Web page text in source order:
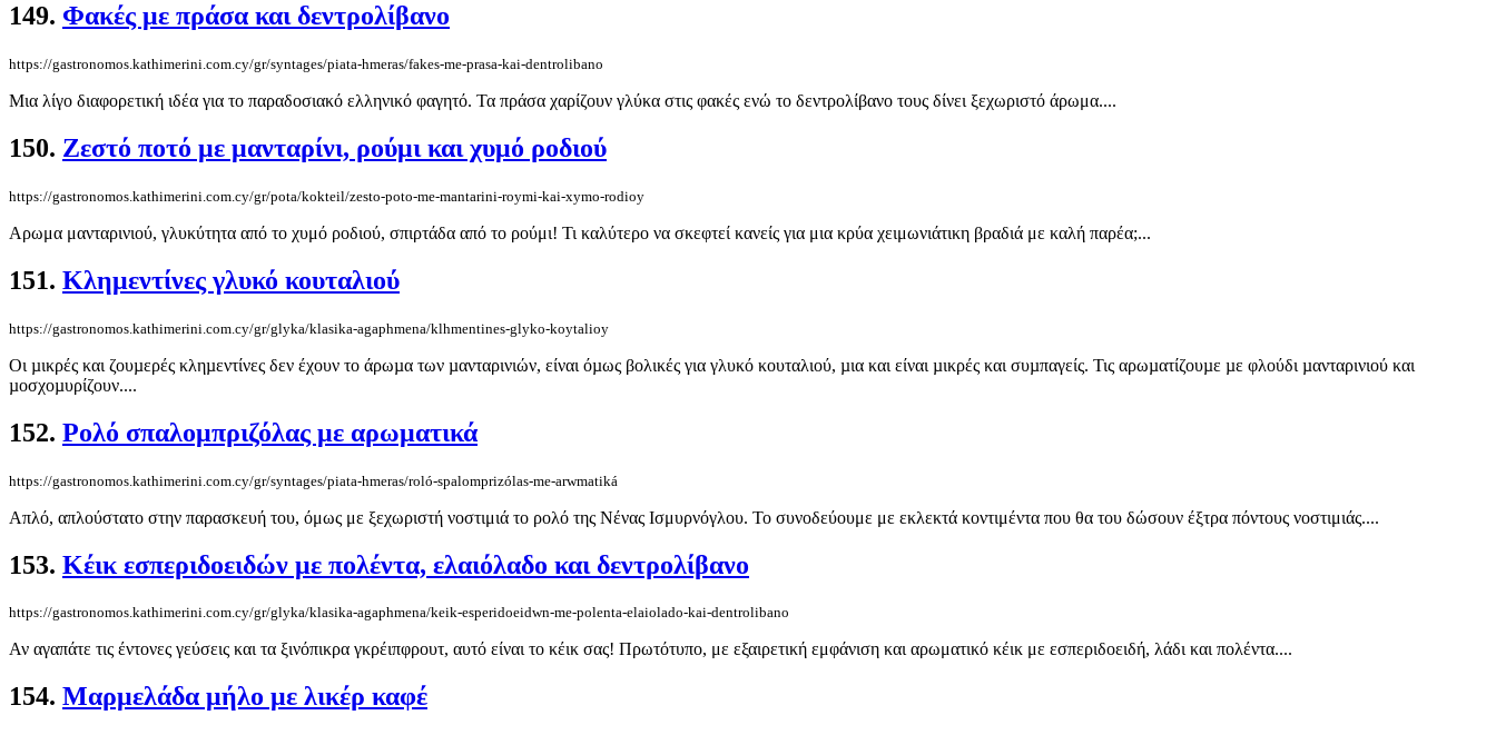
149. Φακές με πράσα και δεντρολίβανο
https://gastronomos.kathimerini.com.cy/gr/syntages/piata-hmeras/fakes-me-prasa-kai-dentrolibano
Μια λίγο διαφορετική ιδέα για το παραδοσιακό ελληνικό φαγητό. Τα πράσα χαρίζουν γλύκα στις φακές ενώ το δεντρολίβανο τους δίνει ξεχωριστό άρωμα....
150. Ζεστό ποτό με μανταρίνι, ρούμι και χυμό ροδιού
https://gastronomos.kathimerini.com.cy/gr/pota/kokteil/zesto-poto-me-mantarini-roymi-kai-xymo-rodioy
Αρωμα μανταρινιού, γλυκύτητα από το χυμό ροδιού, σπιρτάδα από το ρούμι! Τι καλύτερο να σκεφτεί κανείς για μια κρύα χειμωνιάτικη βραδιά με καλή παρέα;...
151. Κλημεντίνες γλυκό κουταλιού
https://gastronomos.kathimerini.com.cy/gr/glyka/klasika-agaphmena/klhmentines-glyko-koytalioy
Οι µικρές και ζουµερές κληµεντίνες δεν έχουν το άρωµα των µανταρινιών, είναι όµως βολικές για γλυκό κουταλιού, µια και είναι µικρές και συµπαγείς. Τις αρωµατίζουµε µε φλούδι µανταρινιού και
µοσχοµυρίζουν....
152. Ρολό σπαλομπριζόλας με αρωματικά
https://gastronomos.kathimerini.com.cy/gr/syntages/piata-hmeras/roló-spalomprizólas-me-arwmatiká
Απλό, απλούστατο στην παρασκευή του, όμως με ξεχωριστή νοστιμιά το ρολό της Νένας Ισμυρνόγλου. Το συνοδεύουμε με εκλεκτά κοντιμέντα που θα του δώσουν έξτρα πόντους νοστιμιάς....
153. Κέικ εσπεριδοειδών με πολέντα, ελαιόλαδο και δεντρολίβανο
https://gastronomos.kathimerini.com.cy/gr/glyka/klasika-agaphmena/keik-esperidoeidwn-me-polenta-elaiolado-kai-dentrolibano
Αν αγαπάτε τις έντονες γεύσεις και τα ξινόπικρα γκρέιπφρουτ, αυτό είναι το κέικ σας! Πρωτότυπο, με εξαιρετική εμφάνιση και αρωματικό κέικ με εσπεριδοειδή, λάδι και πολέντα....
154. Μαρμελάδα μήλο με λικέρ καφέ